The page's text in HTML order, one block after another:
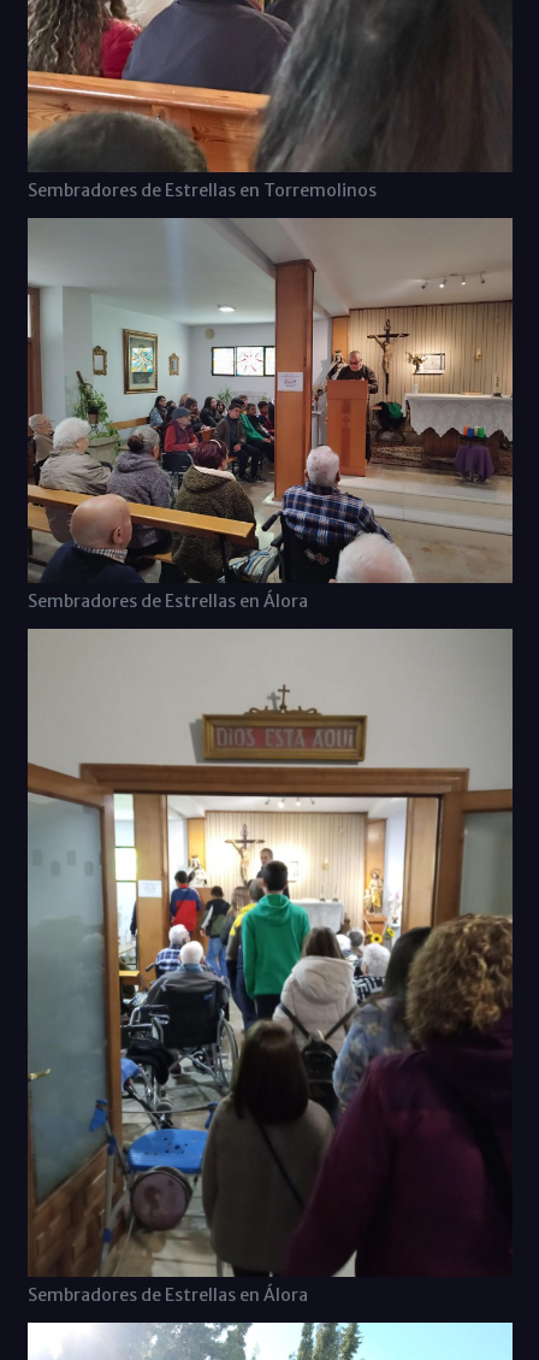
Sembradores de Estrellas en Torremolinos
Sembradores de Estrellas en Álora
Sembradores de Estrellas en Álora